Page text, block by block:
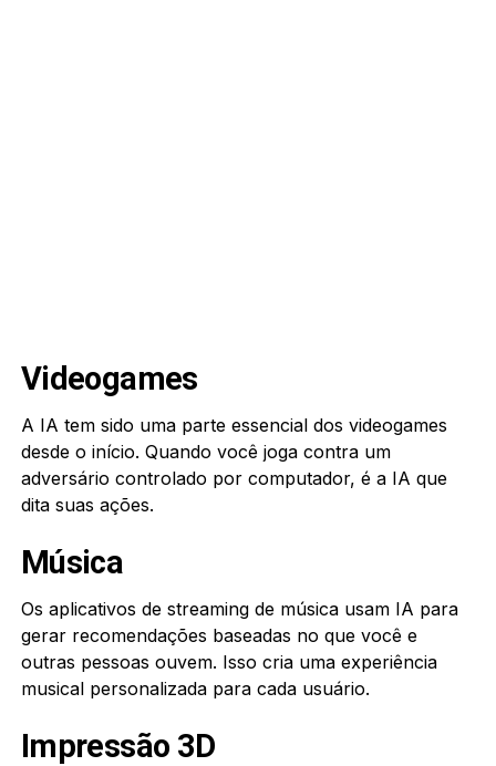
Videogames
A IA tem sido uma parte essencial dos videogames
desde o início. Quando você joga contra um
adversário controlado por computador, é a IA que
dita suas ações.
Música
Os aplicativos de streaming de música usam IA para
gerar recomendações baseadas no que você e
outras pessoas ouvem. Isso cria uma experiência
musical personalizada para cada usuário.
Impressão 3D